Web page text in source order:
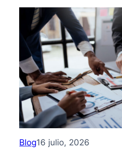
–
Edición
Pádel
Empresarial
Blog16 julio, 2026